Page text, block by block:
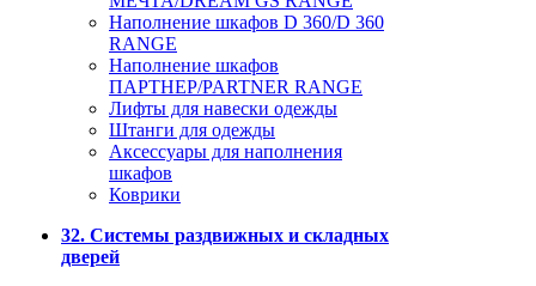
Наполнение шкафов D 360/D 360
RANGE
Наполнение шкафов
ПАРТНЕР/PARTNER RANGE
Лифты для навески одежды
Штанги для одежды
Аксессуары для наполнения
шкафов
Коврики
32. Системы раздвижных и складных
дверей